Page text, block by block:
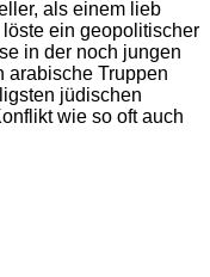
als einem lieb
ein geopolitischer
in der noch jungen
arabische Truppen
jüdischen
wie so oft auch